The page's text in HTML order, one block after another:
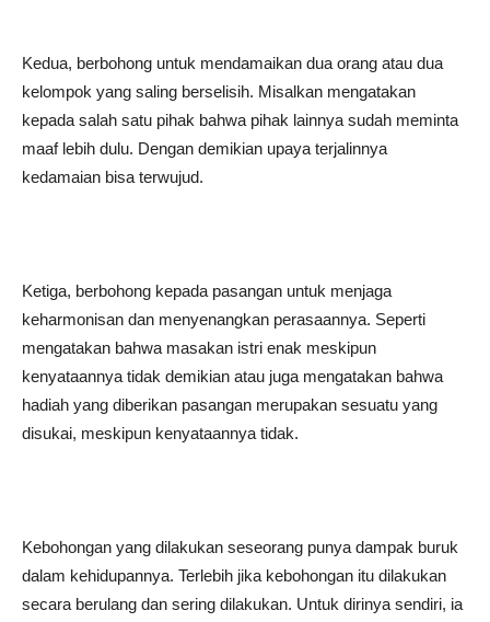
Kedua, berbohong untuk mendamaikan dua orang atau dua
kelompok yang saling berselisih. Misalkan mengatakan
kepada salah satu pihak bahwa pihak lainnya sudah meminta
maaf lebih dulu. Dengan demikian upaya terjalinnya
kedamaian bisa terwujud.
Ketiga, berbohong kepada pasangan untuk menjaga
keharmonisan dan menyenangkan perasaannya. Seperti
mengatakan bahwa masakan istri enak meskipun
kenyataannya tidak demikian atau juga mengatakan bahwa
hadiah yang diberikan pasangan merupakan sesuatu yang
disukai, meskipun kenyataannya tidak.
Kebohongan yang dilakukan seseorang punya dampak buruk
dalam kehidupannya. Terlebih jika kebohongan itu dilakukan
secara berulang dan sering dilakukan. Untuk dirinya sendiri, ia